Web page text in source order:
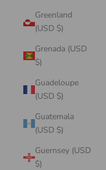
Greenland
(USD $)
Grenada (USD
$)
Guadeloupe
(USD $)
Guatemala
(USD $)
Guernsey (USD
$)